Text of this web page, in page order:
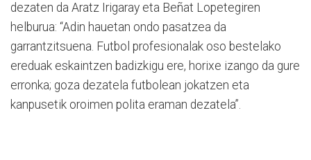
dezaten da Aratz Irigaray eta Beñat Lopetegiren
helburua: “Adin hauetan ondo pasatzea da
garrantzitsuena. Futbol profesionalak oso bestelako
ereduak eskaintzen badizkigu ere, horixe izango da gure
erronka; goza dezatela futbolean jokatzen eta
kanpusetik oroimen polita eraman dezatela”.